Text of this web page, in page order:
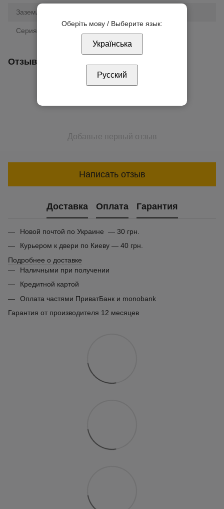
Заземление
Серия
Отзывы
Добавьте первый отзыв
Написать отзыв
Доставка Оплата Гарантия
Новой почтой по Украине — 30 грн.
Курьером к двери по Киеву — 40 грн.
Подробнее о доставке
Наличными при получении
Кредитной картой
Оплата частями ПриватБанк и monobank
Гарантия от производителя 12 месяцев
Оберіть мову / Выберите язык:
Українська
Русский